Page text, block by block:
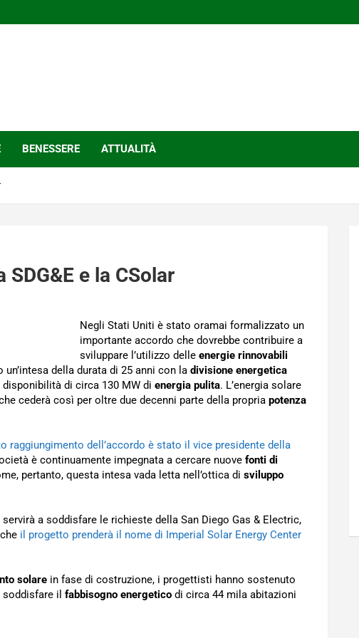
BENESSERE ATTUALITÀ
e la CSolar
Negli Stati Uniti è stato oramai formalizzato un
importante accordo che dovrebbe contribuire a
sviluppare l’utilizzo delle energie rinnovabili
della durata di 25 anni con la divisione energetica
di circa 130 MW di energia pulita. L’energia solare
cederà così per oltre due decenni parte della propria potenza
raggiungimento dell’accordo è stato il vice presidente della
è continuamente impegnata a cercare nuove fonti di
pertanto, questa intesa vada letta nell’ottica di sviluppo
servirà a soddisfare le richieste della San Diego Gas & Electric,
il progetto prenderà il nome di Imperial Solar Energy Center
solare in fase di costruzione, i progettisti hanno sostenuto
il fabbisogno energetico di circa 44 mila abitazioni